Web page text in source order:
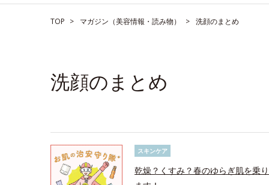
TOP マガジン（美容情報・読み物） 洗顔のまとめ
洗顔のまとめ
スキンケア
乾燥？くすみ？春のゆらぎ肌を乗